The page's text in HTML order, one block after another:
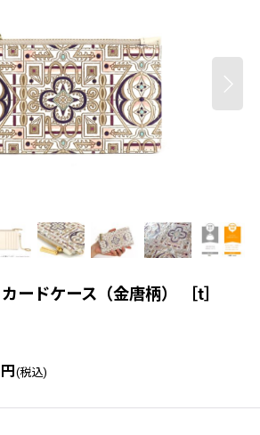
ードケース（金唐柄） ［t］
円 (税込)